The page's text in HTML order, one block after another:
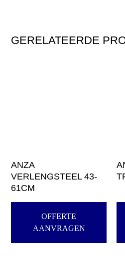
GERELATEERDE
ANZA
VERLENGSTEEL 43-
61CM
OFFERTE
AANVRAGEN